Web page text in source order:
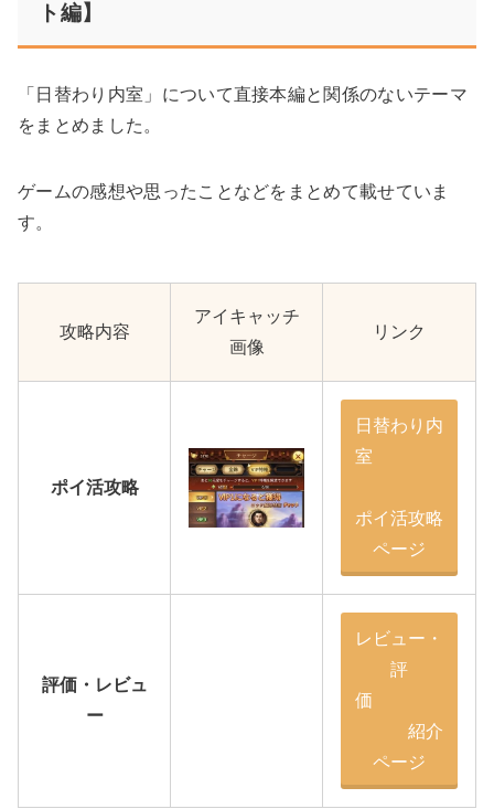
ト編】
「日替わり内室」について直接本編と関係のないテーマ
をまとめました。
ゲームの感想や思ったことなどをまとめて載せていま
す。
攻略内容
アイキャッチ
画像
リンク
ポイ活攻略
日替わり内
室
ポイ活攻略
ページ
評価・レビュ
ー
レビュー・
評
価
紹介
ページ